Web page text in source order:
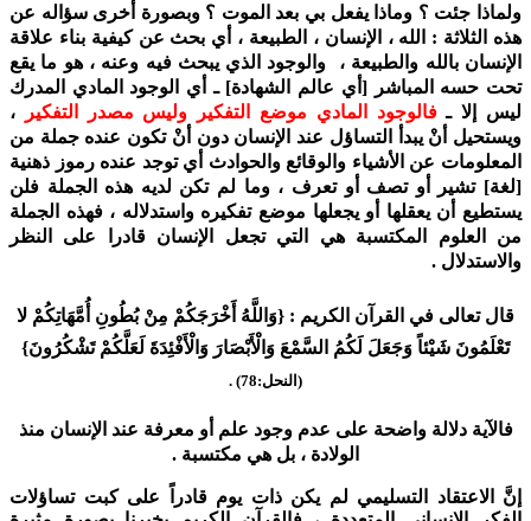
ولماذا جئت ؟ وماذا يفعل بي بعد الموت ؟ وبصورة أخرى سؤاله عن
هذه الثلاثة : الله ، الإنسان ، الطبيعة ، أي بحث عن كيفية بناء علاقة
الإنسان بالله والطبيعة ، والوجود الذي يبحث فيه وعنه ، هو ما يقع
تحت حسه المباشر [أي عالم الشهادة] ـ أي الوجود المادي المدرك
ليس إلا ـفالوجود المادي موضع التفكير وليس مصدر التفكير ،
ويستحيل أنْ يبدأ التساؤل عند الإنسان دون أنْ تكون عنده جملة من
المعلومات عن الأشياء والوقائع والحوادث أي توجد عنده رموز ذهنية
[لغة] تشير أو تصف أو تعرف ، وما لم تكن لديه هذه الجملة فلن
يستطيع أن يعقلها أو يجعلها موضع تفكيره واستدلاله ، فهذه الجملة
من العلوم المكتسبة هي التي تجعل الإنسان قادرا على النظر
والاستدلال .
قال تعالى في القرآن الكريم : {وَاللَّهُ أَخْرَجَكُمْ مِنْ بُطُونِ أُمَّهَاتِكُمْ لا
تَعْلَمُونَ شَيْئاً وَجَعَلَ لَكُمُ السَّمْعَ وَالْأَبْصَارَ وَالْأَفْئِدَةَ لَعَلَّكُمْ تَشْكُرُونَ}
(النحل:78) .
فالآية دلالة واضحة على عدم وجود علم أو معرفة عند الإنسان منذ
الولادة ، بل هي مكتسبة .
إنَّ الاعتقاد التسليمي لم يكن ذات يوم قادراً على كبت تساؤلات